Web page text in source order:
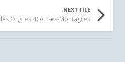
NEXT FILE
Orgues -Riom-es-Montagnes